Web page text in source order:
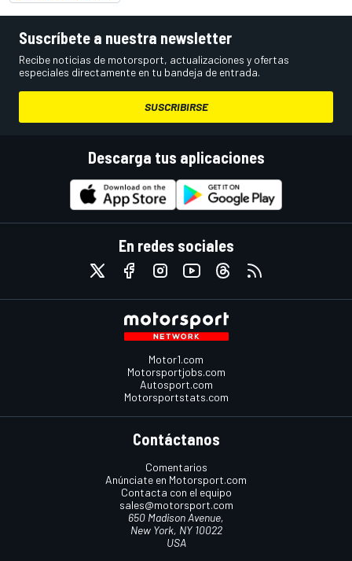
Suscríbete a nuestra newsletter
Recibe noticias de motorsport, actualizaciones y ofertas
especiales directamente en tu bandeja de entrada.
SUSCRIBIRSE
Descarga tus aplicaciones
En redes sociales
Motor1.com
Motorsportjobs.com
Autosport.com
Motorsportstats.com
Contáctanos
Comentarios
Anúnciate en Motorsport.com
Contacta con el equipo
sales@motorsport.com
650 Madison Avenue,
New York, NY 10022
USA